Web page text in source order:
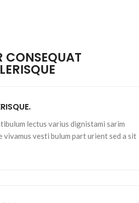
CONSEQUAT
lectus varius dignistami sarim
vivamus vesti bulum part urient sed a sit